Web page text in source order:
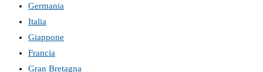
Germania
Italia
Giappone
Francia
Gran Bretagna